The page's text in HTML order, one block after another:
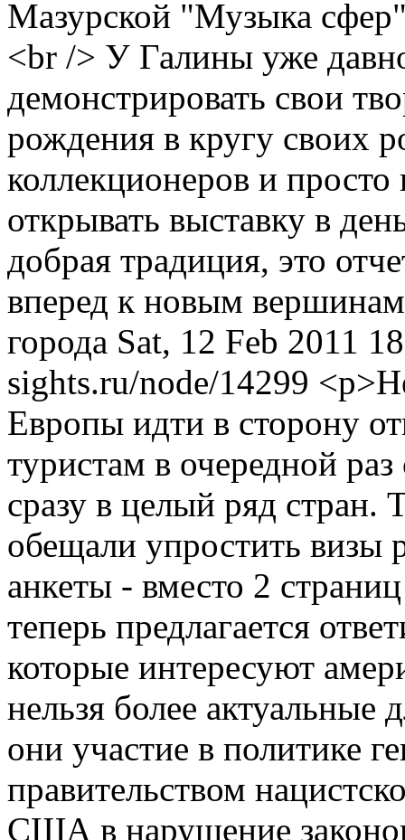
Мазурской "Музыка
<br /> У Галины уже
демонстрировать свои
рождения в кругу своих
коллекционеров и
открывать выставку в
добрая традиция, это
вперед к новым
города Sat, 12 Feb 2011
sights.ru/node/14299
Европы идти в сторону
туристам в очередной
сразу в целый ряд
обещали упростить визы
анкеты - вместо 2
теперь предлагается
которые интересуют
нельзя более
они участие в политике
правительством
США в нарушение